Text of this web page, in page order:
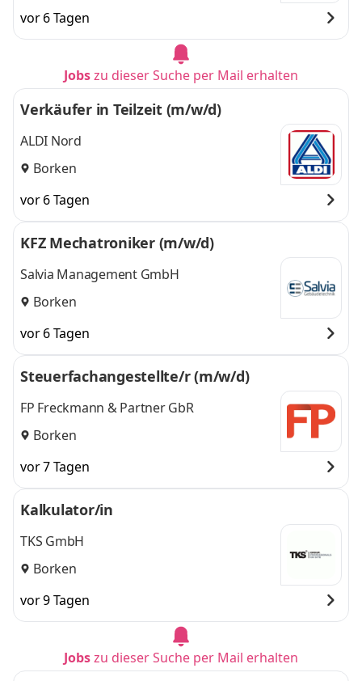
vor 6 Tagen
Jobszu dieser Suche per Mail erhalten
Verkäufer in Teilzeit (m/w/d)
ALDI Nord
Borken
vor 6 Tagen
KFZ Mechatroniker (m/w/d)
Salvia Management GmbH
Borken
vor 6 Tagen
Steuerfachangestellte/r (m/w/d)
FP Freckmann & Partner GbR
Borken
vor 7 Tagen
Kalkulator/in
TKS GmbH
Borken
vor 9 Tagen
Jobszu dieser Suche per Mail erhalten